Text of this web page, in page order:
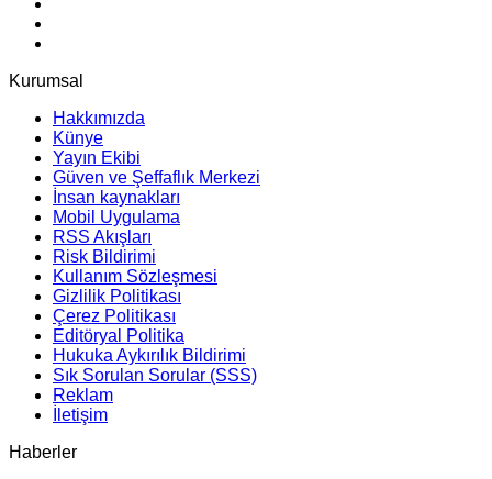
Kurumsal
Hakkımızda
Künye
Yayın Ekibi
Güven ve Şeffaflık Merkezi
İnsan kaynakları
Mobil Uygulama
RSS Akışları
Risk Bildirimi
Kullanım Sözleşmesi
Gizlilik Politikası
Çerez Politikası
Editöryal Politika
Hukuka Aykırılık Bildirimi
Sık Sorulan Sorular (SSS)
Reklam
İletişim
Haberler